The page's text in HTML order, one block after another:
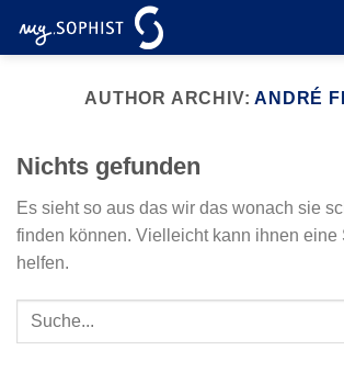
Inhalt
AUTHOR ARCHIV:ANDRÉ
Nichts gefunden
Es sieht so aus das wir das wonach sie
finden können. Vielleicht kann ihnen eine
helfen.